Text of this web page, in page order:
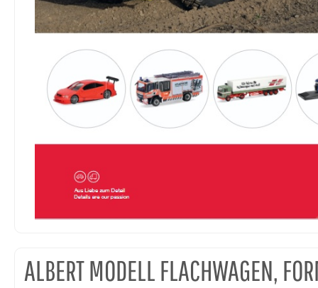
ALBERT MODELL FLACHWAGEN,